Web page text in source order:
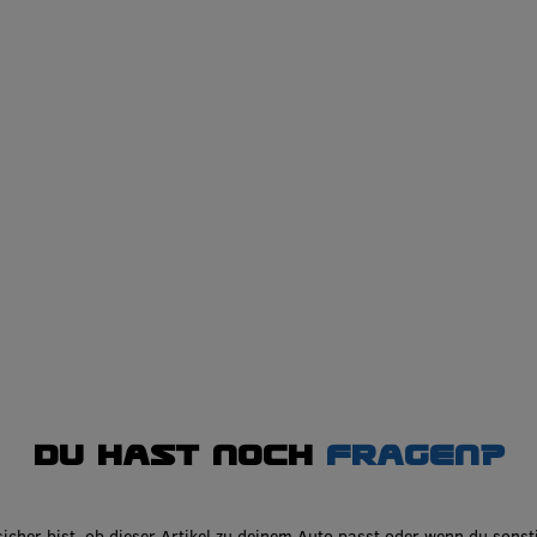
Du hast noch Fragen?